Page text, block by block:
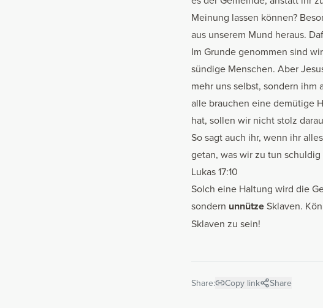
Meinung lassen können?
aus unserem Mund heraus.
Im Grunde genommen sind
sündige Menschen. Aber
mehr uns selbst, sondern ihm
alle brauchen eine demütige
hat, sollen wir nicht stolz
So sagt auch ihr, wenn ihr
getan, was wir zu tun schuldig
Lukas 17:10
Solch eine Haltung wird die
sondern unnützeSklaven.
Sklaven zu sein!
Share: Copy link Share